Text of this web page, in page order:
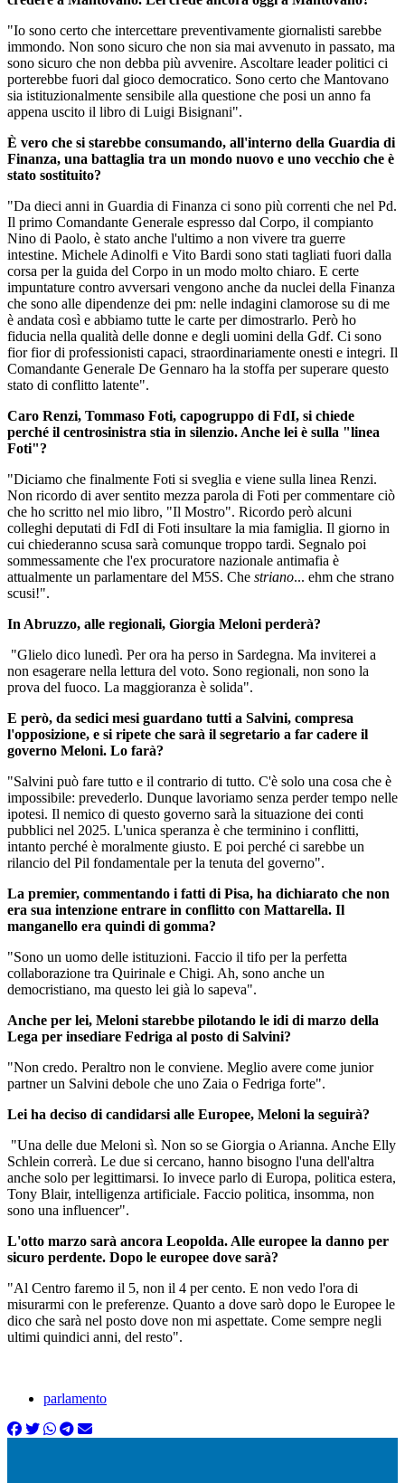
"Io sono certo che intercettare preventivamente giornalisti sarebbe
immondo. Non sono sicuro che non sia mai avvenuto in passato, ma
sono sicuro che non debba più avvenire. Ascoltare leader politici ci
porterebbe fuori dal gioco democratico. Sono certo che Mantovano
sia istituzionalmente sensibile alla questione che posi un anno fa
appena uscito il libro di Luigi Bisignani".
È vero che si starebbe consumando, all'interno della Guardia di
Finanza, una battaglia tra un mondo nuovo e uno vecchio che è
stato sostituito?
"Da dieci anni in Guardia di Finanza ci sono più correnti che nel Pd.
Il primo Comandante Generale espresso dal Corpo, il compianto
Nino di Paolo, è stato anche l'ultimo a non vivere tra guerre
intestine. Michele Adinolfi e Vito Bardi sono stati tagliati fuori dalla
corsa per la guida del Corpo in un modo molto chiaro. E certe
impuntature contro avversari vengono anche da nuclei della Finanza
che sono alle dipendenze dei pm: nelle indagini clamorose su di me
è andata così e abbiamo tutte le carte per dimostrarlo. Però ho
fiducia nella qualità delle donne e degli uomini della Gdf. Ci sono
fior fior di professionisti capaci, straordinariamente onesti e integri. Il
Comandante Generale De Gennaro ha la stoffa per superare questo
stato di conflitto latente".
Caro Renzi, Tommaso Foti, capogruppo di FdI, si chiede
perché il centrosinistra stia in silenzio. Anche lei è sulla "linea
Foti"?
"Diciamo che finalmente Foti si sveglia e viene sulla linea Renzi.
Non ricordo di aver sentito mezza parola di Foti per commentare ciò
che ho scritto nel mio libro, "Il Mostro". Ricordo però alcuni
colleghi deputati di FdI di Foti insultare la mia famiglia. Il giorno in
cui chiederanno scusa sarà comunque troppo tardi. Segnalo poi
sommessamente che l'ex procuratore nazionale antimafia è
attualmente un parlamentare del M5S. Che striano... ehm che strano
scusi!".
In Abruzzo, alle regionali, Giorgia Meloni perderà?
"Glielo dico lunedì. Per ora ha perso in Sardegna. Ma inviterei a
non esagerare nella lettura del voto. Sono regionali, non sono la
prova del fuoco. La maggioranza è solida".
E però, da sedici mesi guardano tutti a Salvini, compresa
l'opposizione, e si ripete che sarà il segretario a far cadere il
governo Meloni. Lo farà?
"Salvini può fare tutto e il contrario di tutto. C'è solo una cosa che è
impossibile: prevederlo. Dunque lavoriamo senza perder tempo nelle
ipotesi. Il nemico di questo governo sarà la situazione dei conti
pubblici nel 2025. L'unica speranza è che terminino i conflitti,
intanto perché è moralmente giusto. E poi perché ci sarebbe un
rilancio del Pil fondamentale per la tenuta del governo".
La premier, commentando i fatti di Pisa, ha dichiarato che non
era sua intenzione entrare in conflitto con Mattarella. Il
manganello era quindi di gomma?
"Sono un uomo delle istituzioni. Faccio il tifo per la perfetta
collaborazione tra Quirinale e Chigi. Ah, sono anche un
democristiano, ma questo lei già lo sapeva".
Anche per lei, Meloni starebbe pilotando le idi di marzo della
Lega per insediare Fedriga al posto di Salvini?
"Non credo. Peraltro non le conviene. Meglio avere come junior
partner un Salvini debole che uno Zaia o Fedriga forte".
Lei ha deciso di candidarsi alle Europee, Meloni la seguirà?
"Una delle due Meloni sì. Non so se Giorgia o Arianna. Anche Elly
Schlein correrà. Le due si cercano, hanno bisogno l'una dell'altra
anche solo per legittimarsi. Io invece parlo di Europa, politica estera,
Tony Blair, intelligenza artificiale. Faccio politica, insomma, non
sono una influencer".
L'otto marzo sarà ancora Leopolda. Alle europee la danno per
sicuro perdente. Dopo le europee dove sarà?
"Al Centro faremo il 5, non il 4 per cento. E non vedo l'ora di
misurarmi con le preferenze. Quanto a dove sarò dopo le Europee le
dico che sarà nel posto dove non mi aspettate. Come sempre negli
ultimi quindici anni, del resto".
parlamento